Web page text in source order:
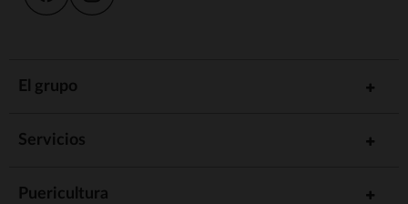
El grupo
Servicios
Puericultura